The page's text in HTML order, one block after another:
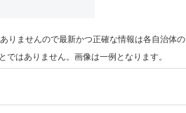
りませんので最新かつ正確な情報は各自治体の
はありません。画像は一例となります。